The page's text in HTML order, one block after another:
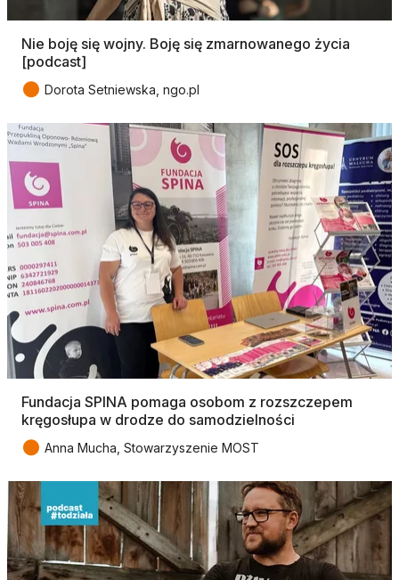
Nie boję się wojny. Boję się zmarnowanego życia
[podcast]
● Dorota Setniewska, ngo.pl
Fundacja SPINA pomaga osobom z rozszczepem
kręgosłupa w drodze do samodzielności
● Anna Mucha, Stowarzyszenie MOST